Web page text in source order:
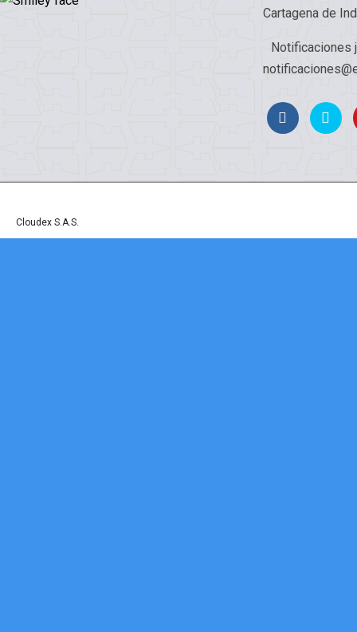
Cartagena de
Notificaciones
Cloudex S.A.S.